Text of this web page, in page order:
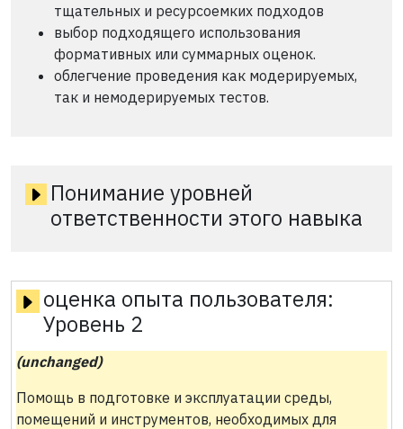
тщательных и ресурсоемких подходов
выбор подходящего использования
формативных или суммарных оценок.
облегчение проведения как модерируемых,
так и немодерируемых тестов.
Понимание уровней
ответственности этого навыка
оценка опыта пользователя:
Уровень 2
(unchanged)
Помощь в подготовке и эксплуатации среды,
помещений и инструментов, необходимых для